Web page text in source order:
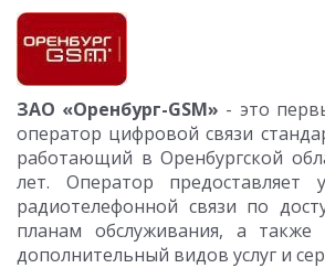
ЗАО «Оренбург-GSM» - это
оператор цифровой связи
работающий в Оренбургской
лет. Оператор предоставляет
радиотелефонной связи по
планам обслуживания, а также
дополнительный видов услуг и